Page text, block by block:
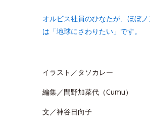
オルビス社員のひなたが、ほぼ
は「地球にさわりたい」です。
イラスト／タソカレー
編集／間野加菜代（Cumu）
文／神谷日向子